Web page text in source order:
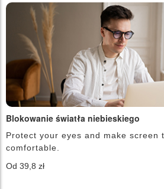
Blokowanie światła niebieskiego
Protect your eyes and make screen
comfortable.
Od 39,8 zł